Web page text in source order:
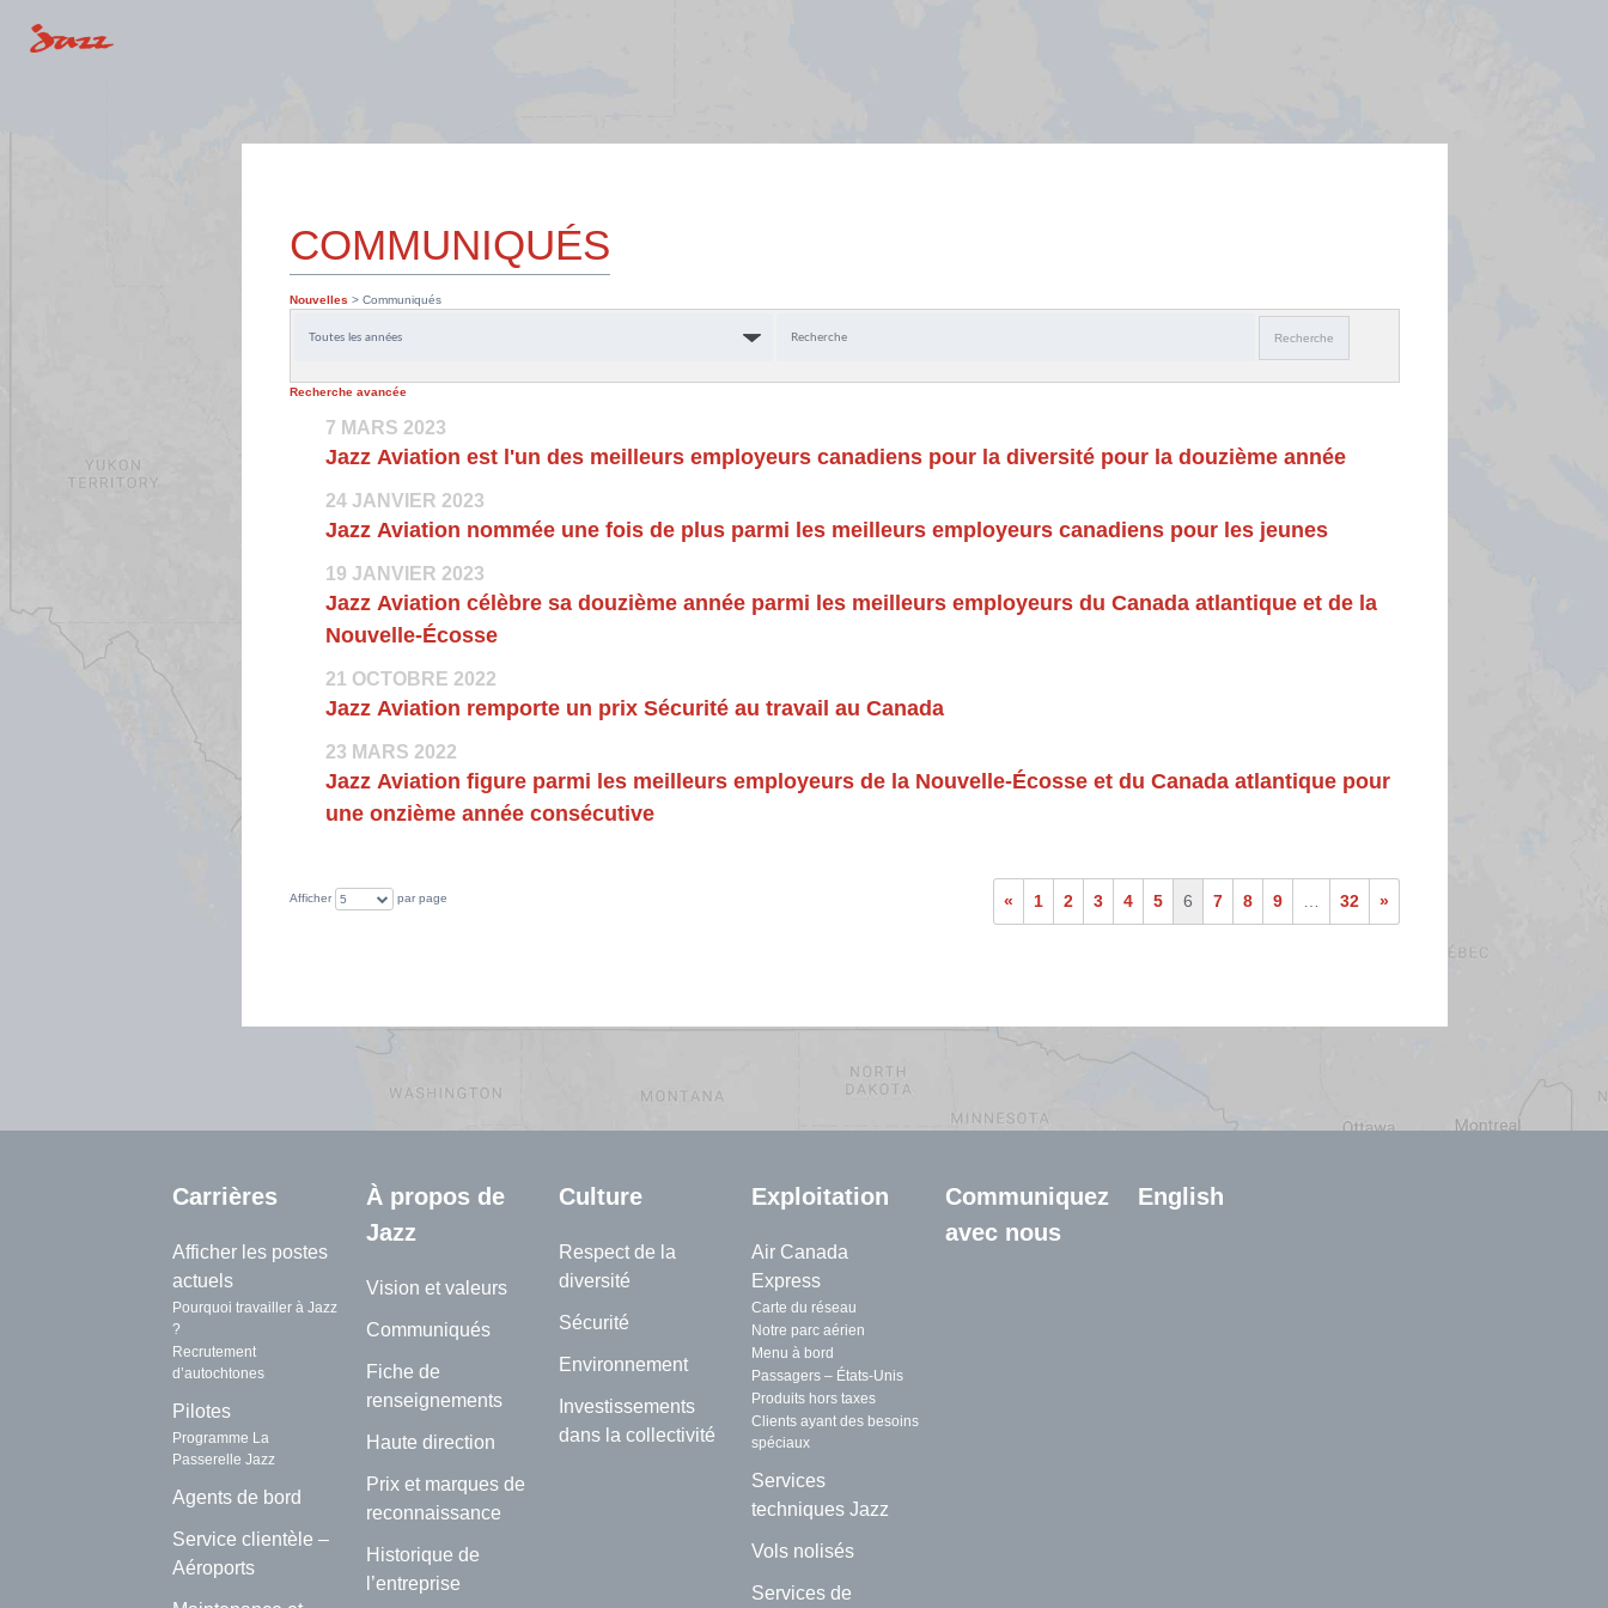
COMMUNIQUÉS
Nouvelles
> Communiqués
clés
Recherche
Recherche avancée
7 MARS 2023
Jazz Aviation est l'un des meilleurs employeurs canadiens pour la diversité pour la douzième année
24 JANVIER 2023
Jazz Aviation nommée une fois de plus parmi les meilleurs employeurs canadiens pour les jeunes
19 JANVIER 2023
Jazz Aviation célèbre sa douzième année parmi les meilleurs employeurs du Canada atlantique et de la
Nouvelle-Écosse
21 OCTOBRE 2022
Jazz Aviation remporte un prix Sécurité au travail au Canada
23 MARS 2022
Jazz Aviation figure parmi les meilleurs employeurs de la Nouvelle-Écosse et du Canada atlantique pour
une onzième année consécutive
Afficher 5 par page « 1 2 3 4 5 6 7 8 9 32 »
Carrières
Afficher les postes
actuels
Pourquoi travailler à Jazz
?
Recrutement
d’autochtones
Pilotes
Programme La
Passerelle Jazz
Agents de bord
Service clientèle –
Aéroports
À propos de
Jazz
Vision et valeurs
Communiqués
Fiche de
renseignements
Haute direction
Prix et marques de
reconnaissance
Historique de
l’entreprise
Culture
Respect de la
diversité
Sécurité
Environnement
Investissements
dans la collectivité
Exploitation
Air Canada
Express
Carte du réseau
Notre parc aérien
Menu à bord
Passagers – États-Unis
Produits hors taxes
Clients ayant des besoins
spéciaux
Services
techniques Jazz
Vols nolisés
Services de
Communiquez
avec nous
English